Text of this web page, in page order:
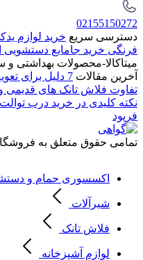
02155150272
دسترسی سریع خرید لوازم
فرنگی خرید جامایع دستشویی
میتاکالا-محصولات بهداشتی و
آخرین مقالات 7 دلیل برای تعویض سیفون در آستانه سال جدید
تفاوت فلاش تانک های قدیمی
نکته کلیدی در خرید درب
فرپود
تمامی حقوق متعلق به فروشگاه
اکسسوری حمام و
شیرآلات
فلاش تانک
لوازم آشپزخانه